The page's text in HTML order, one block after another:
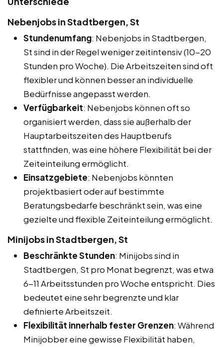
Nebenjobs in Stadtbergen, St
Stundenumfang: Nebenjobs in Stadtbergen,
St sind in der Regel weniger zeitintensiv (10-20
Stunden pro Woche). Die Arbeitszeiten sind oft
flexibler und können besser an individuelle
Bedürfnisse angepasst werden.
Verfügbarkeit: Nebenjobs können oft so
organisiert werden, dass sie außerhalb der
Hauptarbeitszeiten des Hauptberufs
stattfinden, was eine höhere Flexibilität bei der
Zeiteinteilung ermöglicht.
Einsatzgebiete: Nebenjobs könnten
projektbasiert oder auf bestimmte
Beratungsbedarfe beschränkt sein, was eine
gezielte und flexible Zeiteinteilung ermöglicht.
Minijobs in Stadtbergen, St
Beschränkte Stunden: Minijobs sind in
Stadtbergen, St pro Monat begrenzt, was etwa
6-11 Arbeitsstunden pro Woche entspricht. Dies
bedeutet eine sehr begrenzte und klar
definierte Arbeitszeit.
Flexibilität innerhalb fester Grenzen: Während
Minijobber eine gewisse Flexibilität haben,